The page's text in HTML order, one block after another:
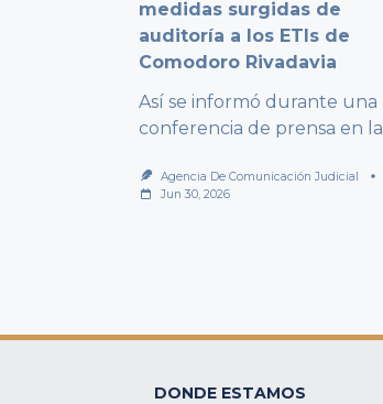
medidas surgidas de
auditoría a los ETIs de
Comodoro Rivadavia
Así se informó durante una
conferencia de prensa en la
Agencia De Comunicación Judicial
Jun 30, 2026
DONDE ESTAMOS